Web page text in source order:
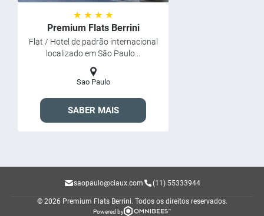
★ ★ ★ ★
Premium Flats Berrini
Flat / Hotel de padrão internacional
localizado em São Paulo...
Sao Paulo
SABER MAIS
saopaulo@ciaux.com (11) 55333944
© 2026 Premium Flats Berrini. Todos os direitos reservados.
Powered by